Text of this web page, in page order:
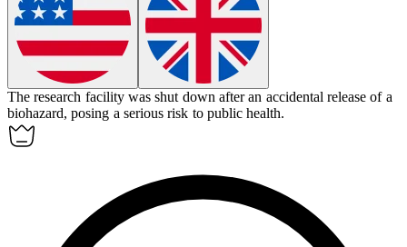
The research facility was shut down after an accidental release of a
biohazard, posing a serious risk to public health.